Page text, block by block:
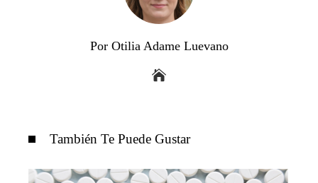
Por Otilia Adame Luevano
También Te Puede Gustar